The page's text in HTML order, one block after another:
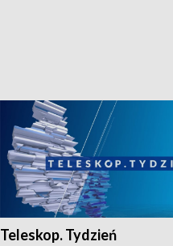
Teleskop. Tydzień